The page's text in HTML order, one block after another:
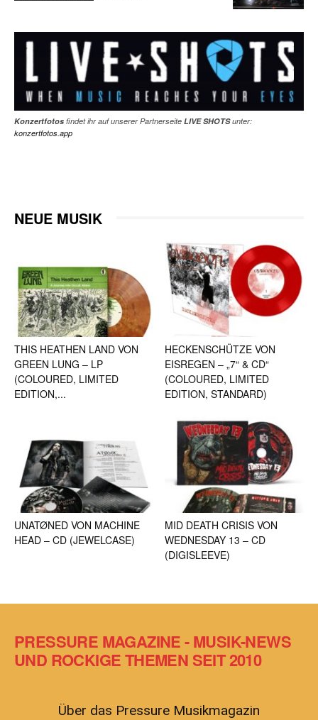
Konzertfotos findet ihr auf unserer Partnerseite LIVE SHOTSunter:
konzertfotos.app
NEUE MUSIK
THIS HEATHEN LAND VON
GREEN LUNG – LP
(COLOURED, LIMITED
EDITION,...
HECKENSCHÜTZE VON
EISREGEN – „7“ & CD“
(COLOURED, LIMITED
EDITION, STANDARD)
UNATØNED VON MACHINE
HEAD – CD (JEWELCASE)
MID DEATH CRISIS VON
WEDNESDAY 13 – CD
(DIGISLEEVE)
PRESSURE MAGAZINE - MUSIK-NEWS
UND ROCKIGE THEMEN SEIT 2010
Über das Pressure Musikmagazin